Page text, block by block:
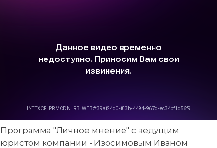
Программа "Личное мнение" с ведущим
юристом компании - Изосимовым Иваном